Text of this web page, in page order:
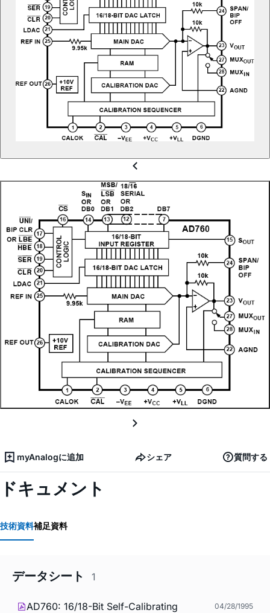
myAnalogに追加 シェア 質問する
ドキュメント
技術資料補足資料
データシート 1
AD760: 16/18-Bit Self-Calibrating
04/28/1995